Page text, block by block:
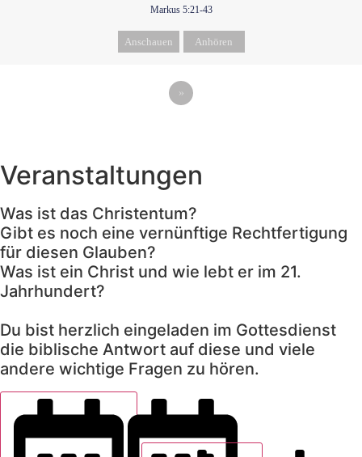
Markus 5:21-43
Anschauen Anhören
»
Veranstaltungen
Was ist das Christentum?
Gibt es noch eine vernünftige Rechtfertigung
für diesen Glauben?
Was ist ein Christ und wie lebt er im 21.
Jahrhundert?
Du bist herzlich eingeladen im Gottesdienst
die biblische Antwort auf diese und viele
andere wichtige Fragen zu hören.